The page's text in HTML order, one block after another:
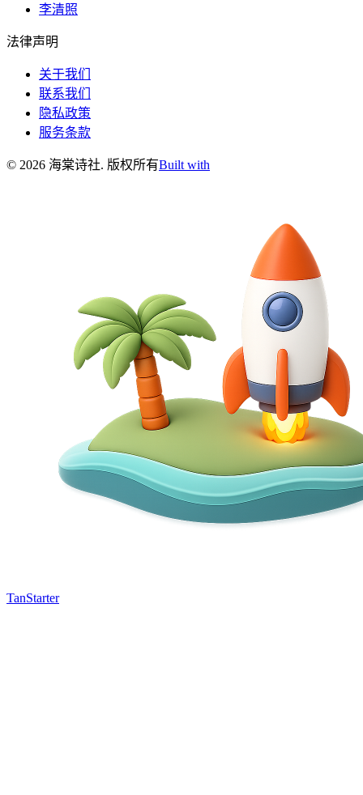
李清照
法律声明
关于我们
联系我们
隐私政策
服务条款
© 2026 海棠诗社. 版权所有Built with
TanStarter